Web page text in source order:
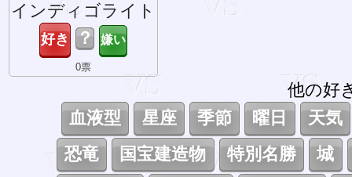
インディゴライト
？
0票
他の好
血液型
星座 季節 曜日
天気
恐竜
国宝建造物 特別名勝
城